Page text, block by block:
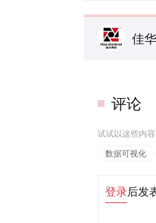
佳
评论
试试以这些内
数据可视化
登录后发